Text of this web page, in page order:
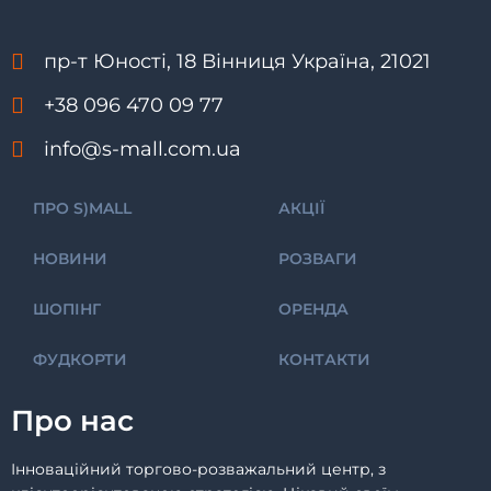
пр-т Юності, 18 Вінниця Україна, 21021
+38 096 470 09 77
info@s-mall.com.ua
ПРО S)MALL
НОВИНИ
ШОПІНГ
ФУДКОРТИ
АКЦІЇ
РОЗВАГИ
ОРЕНДА
КОНТАКТИ
Про нас
Інноваційний торгово-розважальний центр, з